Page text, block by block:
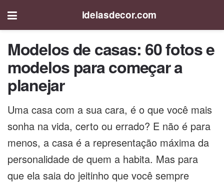
ideiasdecor.com
Modelos de casas: 60 fotos e
modelos para começar a
planejar
Uma casa com a sua cara, é o que você mais
sonha na vida, certo ou errado? E não é para
menos, a casa é a representação máxima da
personalidade de quem a habita. Mas para
que ela saia do jeitinho que você sempre